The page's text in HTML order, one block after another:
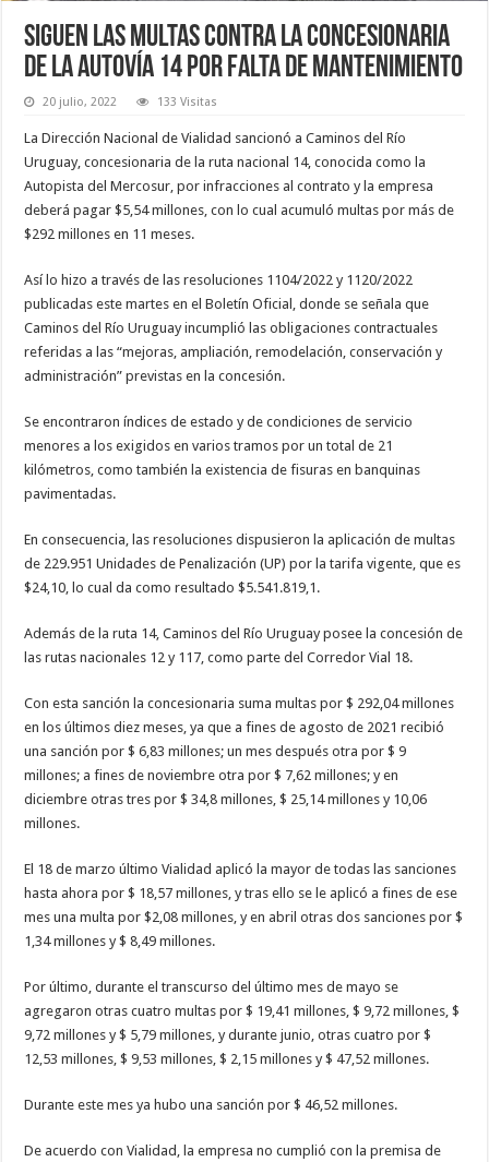
Siguen las multas contra la concesionaria
de la autovía 14 por falta de mantenimiento
20 julio, 2022 133 Visitas
La Dirección Nacional de Vialidad sancionó a Caminos del Río
Uruguay, concesionaria de la ruta nacional 14, conocida como la
Autopista del Mercosur, por infracciones al contrato y la empresa
deberá pagar $5,54 millones, con lo cual acumuló multas por más de
$292 millones en 11 meses.
Así lo hizo a través de las resoluciones 1104/2022 y 1120/2022
publicadas este martes en el Boletín Oficial, donde se señala que
Caminos del Río Uruguay incumplió las obligaciones contractuales
referidas a las “mejoras, ampliación, remodelación, conservación y
administración” previstas en la concesión.
Se encontraron índices de estado y de condiciones de servicio
menores a los exigidos en varios tramos por un total de 21
kilómetros, como también la existencia de fisuras en banquinas
pavimentadas.
En consecuencia, las resoluciones dispusieron la aplicación de multas
de 229.951 Unidades de Penalización (UP) por la tarifa vigente, que es
$24,10, lo cual da como resultado $5.541.819,1.
Además de la ruta 14, Caminos del Río Uruguay posee la concesión de
las rutas nacionales 12 y 117, como parte del Corredor Vial 18.
Con esta sanción la concesionaria suma multas por $ 292,04 millones
en los últimos diez meses, ya que a fines de agosto de 2021 recibió
una sanción por $ 6,83 millones; un mes después otra por $ 9
millones; a fines de noviembre otra por $ 7,62 millones; y en
diciembre otras tres por $ 34,8 millones, $ 25,14 millones y 10,06
millones.
El 18 de marzo último Vialidad aplicó la mayor de todas las sanciones
hasta ahora por $ 18,57 millones, y tras ello se le aplicó a fines de ese
mes una multa por $2,08 millones, y en abril otras dos sanciones por $
1,34 millones y $ 8,49 millones.
Por último, durante el transcurso del último mes de mayo se
agregaron otras cuatro multas por $ 19,41 millones, $ 9,72 millones, $
9,72 millones y $ 5,79 millones, y durante junio, otras cuatro por $
12,53 millones, $ 9,53 millones, $ 2,15 millones y $ 47,52 millones.
Durante este mes ya hubo una sanción por $ 46,52 millones.
De acuerdo con Vialidad, la empresa no cumplió con la premisa de